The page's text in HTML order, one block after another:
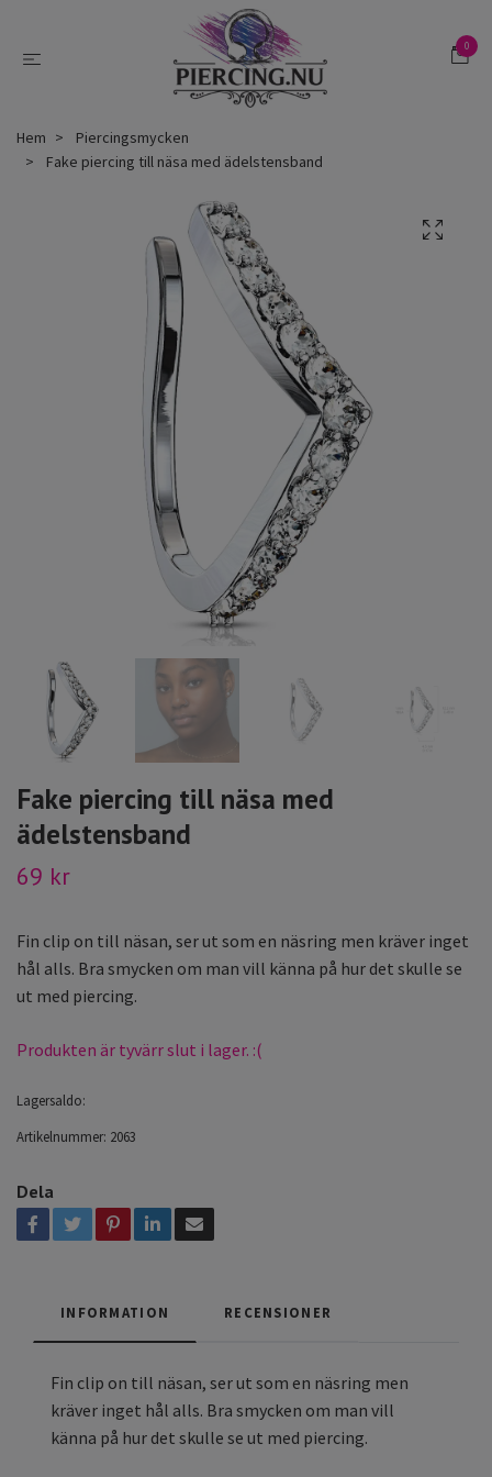
0
Hem
Piercingsmycken
Fake piercing till näsa med ädelstensband
Fake piercing till näsa med
ädelstensband
69 kr
Fin clip on till näsan, ser ut som en näsring men kräver inget
hål alls. Bra smycken om man vill känna på hur det skulle se
ut med piercing.
Produkten är tyvärr slut i lager. :(
Lagersaldo:
Artikelnummer: 2063
Dela
INFORMATION RECENSIONER
Fin clip on till näsan, ser ut som en näsring men
kräver inget hål alls. Bra smycken om man vill
känna på hur det skulle se ut med piercing.